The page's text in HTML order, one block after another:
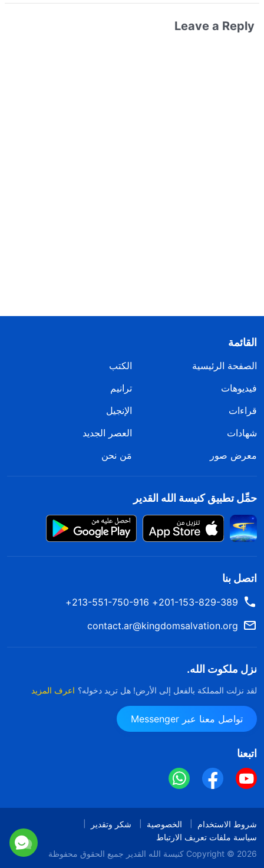
Leave a Reply
القائمة
الصفحة الرئيسية
الكتب
فيديوهات
ترانيم
قراءات
الإنجيل
شهادات
العصر الجديد
معرض صور
مَن نحن
حمِّل تطبيق كنيسة الله القدير
اتصل بنا
201-153-829-389+ 213-551-750-916+
contact.ar@kingdomsalvation.org
نزل ملكوت الله.
لقد نزلت المملكة بالفعل إلى الأرض! هل تريد دخوله؟ اعرف المزيد
تواصل معنا عبر Messenger
اتبعنا
شروط الاستخدام الخصوصية
شكر وتقدير
سياسة ملفات تعريف الارتباط
Copyright © 2026 كنيسة الله القدير جميع الحقوق محفوظة